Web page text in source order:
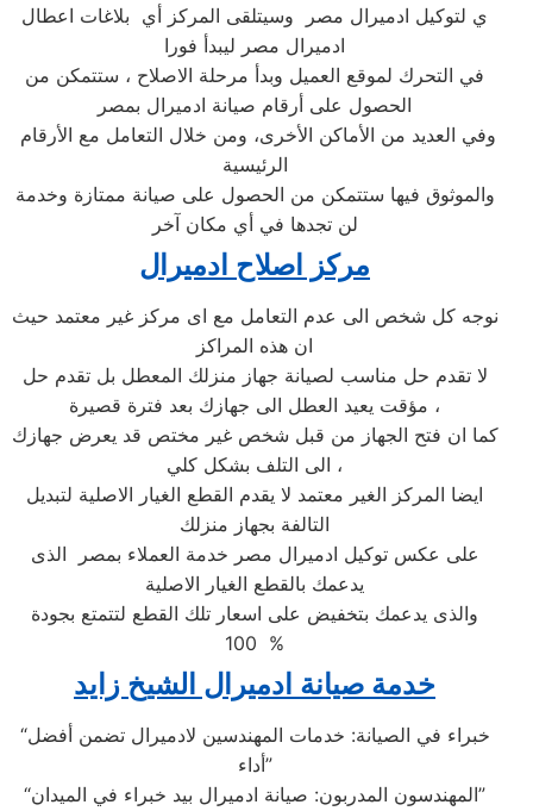
ي لتوكيل ادميرال مصر وسيتلقى المركز أي بلاغات اعطال
ادميرال مصر ليبدأ فورا
في التحرك لموقع العميل وبدأ مرحلة الاصلاح ، ستتمكن من
الحصول على أرقام صيانة ادميرال بمصر
الرئيسية
والموثوق فيها ستتمكن من الحصول على صيانة ممتازة وخدمة
لن تجدها في أي مكان آخر
مركز اصلاح ادميرال
نوجه كل شخص الى عدم التعامل مع اى مركز غير معتمد حيث
ان هذه المراكز
لا تقدم حل مناسب لصيانة جهاز منزلك المعطل بل تقدم حل
مؤقت يعيد العطل الى جهازك بعد فترة قصيرة ،
كما ان فتح الجهاز من قبل شخص غير مختص قد يعرض جهازك
الى التلف بشكل كلي ،
ايضا المركز الغير معتمد لا يقدم القطع الغيار الاصلية لتبديل
التالفة بجهاز منزلك
على عكس توكيل ادميرال مصر خدمة العملاء بمصر الذى
يدعمك بالقطع الغيار الاصلية
والذى يدعمك بتخفيض على اسعار تلك القطع لتتمتع بجودة
100 %
خدمة صيانة ادميرال الشيخ زايد
“خبراء في الصيانة: خدمات المهندسين لادميرال تضمن أفضل
أداء”
“المهندسون المدربون: صيانة ادميرال بيد خبراء في الميدان”